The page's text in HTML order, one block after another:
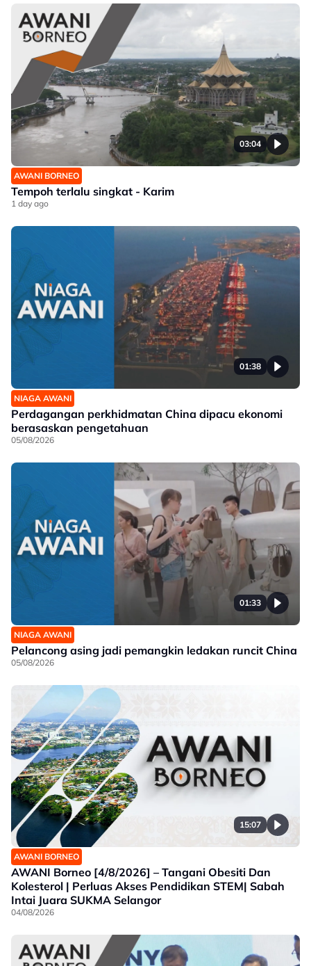
03:04
AWANI BORNEO
Tempoh terlalu singkat - Karim
1 day ago
01:38
NIAGA AWANI
Perdagangan perkhidmatan China dipacu ekonomi
berasaskan pengetahuan
05/08/2026
01:33
NIAGA AWANI
Pelancong asing jadi pemangkin ledakan runcit China
05/08/2026
15:07
AWANI BORNEO
AWANI Borneo [4/8/2026] – Tangani Obesiti Dan
Kolesterol | Perluas Akses Pendidikan STEM| Sabah
Intai Juara SUKMA Selangor
04/08/2026